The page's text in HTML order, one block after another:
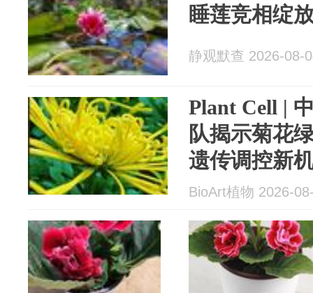
睡莲竞相绽
静观默查 2026-08-
Plant Cell |
队揭示菊花
遗传调控新
BioArt植物 2026-